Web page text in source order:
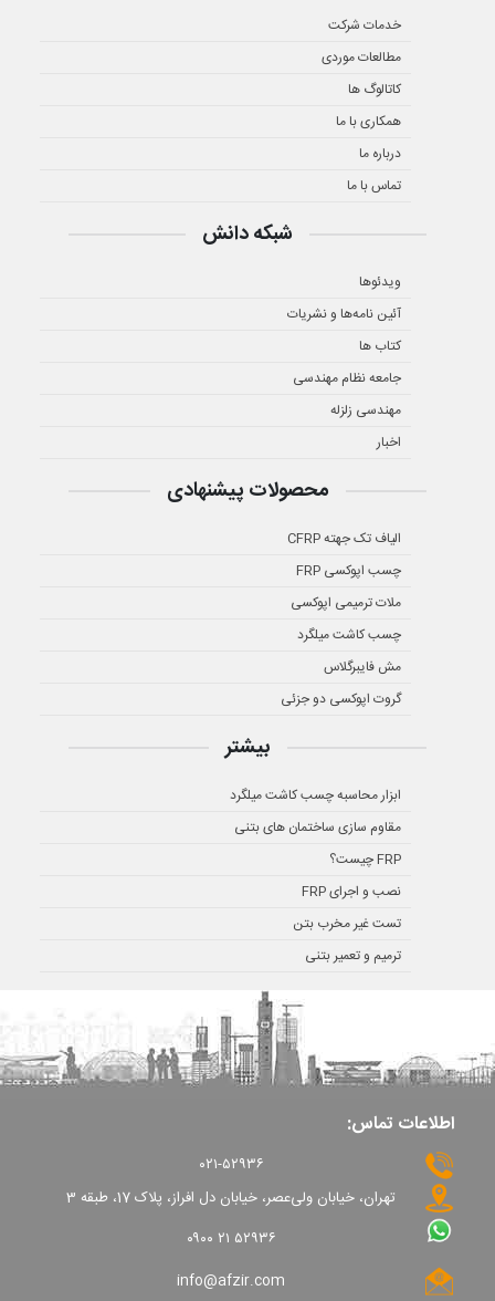
خدمات شرکت
مطالعات موردی
کاتالوگ ها
همکاری با ما
درباره ما
تماس با ما
شبکه دانش
ویدئوها
آئین نامه‌ها و نشریات
کتاب ها
جامعه نظام مهندسی
مهندسی زلزله
اخبار
محصولات پیشنهادی
الیاف تک جهته CFRP
چسب اپوکسی FRP
ملات ترمیمی اپوکسی
چسب کاشت میلگرد
مش فایبرگلاس
گروت اپوکسی دو جزئی
بیشتر
ابزار محاسبه چسب کاشت میلگرد
مقاوم سازی ساختمان های بتنی
FRP چیست؟
نصب و اجرای FRP
تست غیر مخرب بتن
ترمیم و تعمیر بتنی
اطلاعات تماس:
۰۲۱-۵۲۹۳۶
تهران، خیابان ولی‌عصر، خیابان دل افراز، پلاک 17، طبقه 3
۰۹۰۰ ۲۱ ۵۲۹۳۶
info@afzir.com